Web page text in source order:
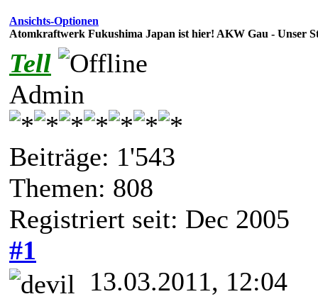
Ansichts-Optionen
Atomkraftwerk Fukushima Japan ist hier! AKW Gau - Unser
Tell
Admin
Beiträge: 1'543
Themen: 808
Registriert seit: Dec 2005
#1
13.03.2011, 12:04